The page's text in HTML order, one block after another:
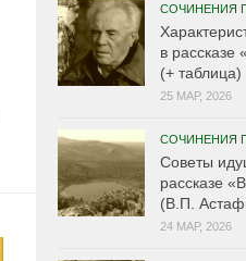
СОЧИНЕНИЯ
в рассказе
(+ таблица)
25 МАР, 2026
СОЧИНЕНИЯ
Советы
рассказе
(В.П.
24 МАР, 2026